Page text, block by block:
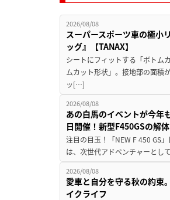
2026/08/08
スーパースポーツ車の極小
ッグ』【TANAX】
シートにフィットする「ボトム
ムカット形状」。接地部の面積
ッ[…]
2026/08/08
あの白馬のイベントが今年
日開催！新型F450GSの解
注目の目玉！「NEW F 450 GS
は、次世代アドベンチャーとし
2026/08/08
愛車と自分を守る秋の約束
イクライフ